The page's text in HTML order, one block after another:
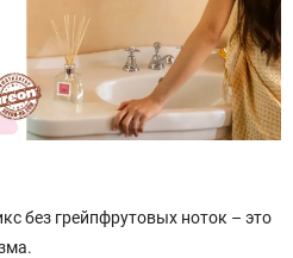
без грейпфрутовых ноток – это